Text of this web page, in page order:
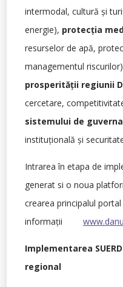
intermodal, cultură şi
energie), protecţia
resurselor de apă,
managementul
prosperităţii regiunii
cercetare,
sistemului de
instituţională şi
Intrarea în etapa de
generat si o noua
crearea principalul portal
informaţii
Implementarea
regional